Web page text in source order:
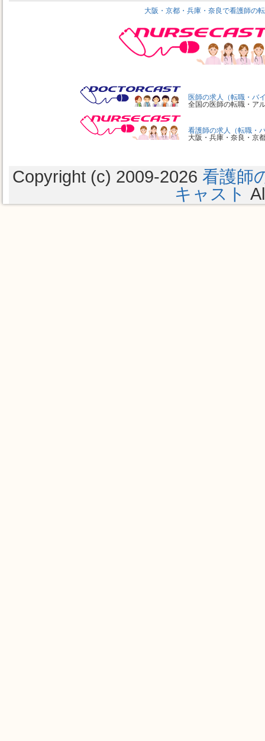
大阪・京都・兵庫・奈良で看護師の
医師の求人（転職・バ
全国の医師の転職・ア
看護師の求人（転職・
大阪・兵庫・奈良・京
Copyright (c) 2009-2026 看護師
キャスト